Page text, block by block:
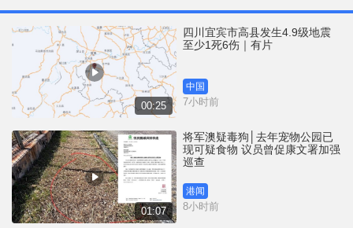
00:25
四川宜宾市高县发生4.9级地震
至少1死6伤｜有片
中国
7小时前
01:07
将军澳疑毒狗│去年宠物公园已
现可疑食物 议员曾促康文署加强
巡查
港闻
8小时前